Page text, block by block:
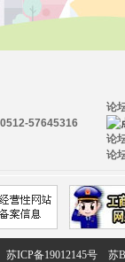
论
论
论
57645316
苏ICP备19012145号 苏